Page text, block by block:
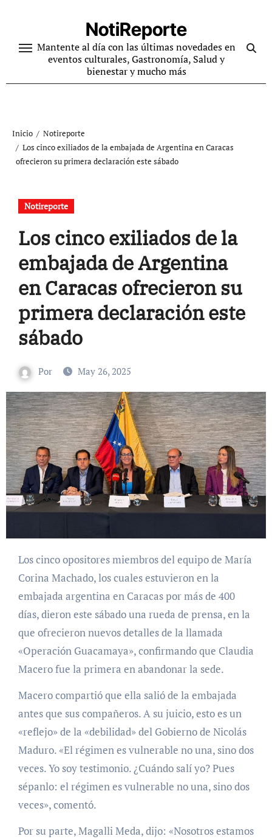
contenido
NotiReporte
Mantente al día con las últimas novedades en
eventos culturales, Gastronomía, Salud y
bienestar y mucho más
Inicio
Notireporte
Los cinco exiliados de la embajada de Argentina en Caracas
ofrecieron su primera declaración este sábado
Notireporte
Los cinco exiliados de la
embajada de Argentina
en Caracas ofrecieron su
primera declaración este
sábado
Por May 26, 2025
Los cinco opositores miembros del equipo de María
Corina Machado, los cuales estuvieron en la
embajada argentina en Caracas por más de 400
días, dieron este sábado una rueda de prensa, en la
que ofrecieron nuevos detalles de la llamada
«Operación Guacamaya», confirmando que Claudia
Macero fue la primera en abandonar la sede.
Macero compartió que ella salió de la embajada
antes que sus compañeros. A su juicio, esto es un
«reflejo» de la «debilidad» del Gobierno de Nicolás
Maduro. «El régimen es vulnerable no una, sino dos
veces. Yo soy testimonio. ¿Cuándo salí yo? Pues
sépanlo: el régimen es vulnerable no una, sino dos
veces», comentó.
Por su parte, Magalli Meda, dijo: «Nosotros estamos